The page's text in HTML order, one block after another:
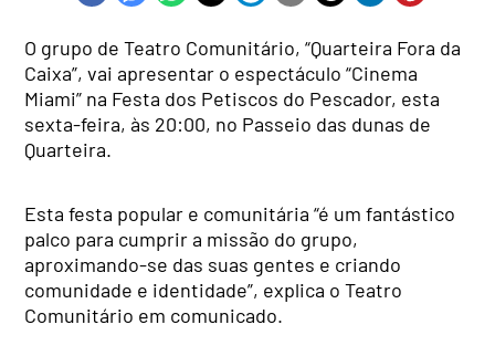
O grupo de Teatro Comunitário, “Quarteira Fora da
Caixa”, vai apresentar o espectáculo “Cinema
Miami” na Festa dos Petiscos do Pescador, esta
sexta-feira, às 20:00, no Passeio das dunas de
Quarteira.
Esta festa popular e comunitária “é um fantástico
palco para cumprir a missão do grupo,
aproximando-se das suas gentes e criando
comunidade e identidade”, explica o Teatro
Comunitário em comunicado.